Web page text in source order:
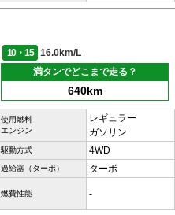
10・15
16.0km/L
満タンでどこまで走る？
640km
使用燃料
エンジン
レギュラー
ガソリン
駆動方式 4WD
過給器（ターボ） ターボ
燃費性能 -